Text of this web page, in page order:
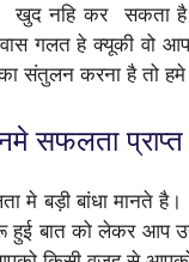
खुद नहि कर सकता
गलत हे क्यूकी वो
संतुलन करना है तो हमे
सफलता
मे बड़ी बांधा मानते
हुई बात को लेकर